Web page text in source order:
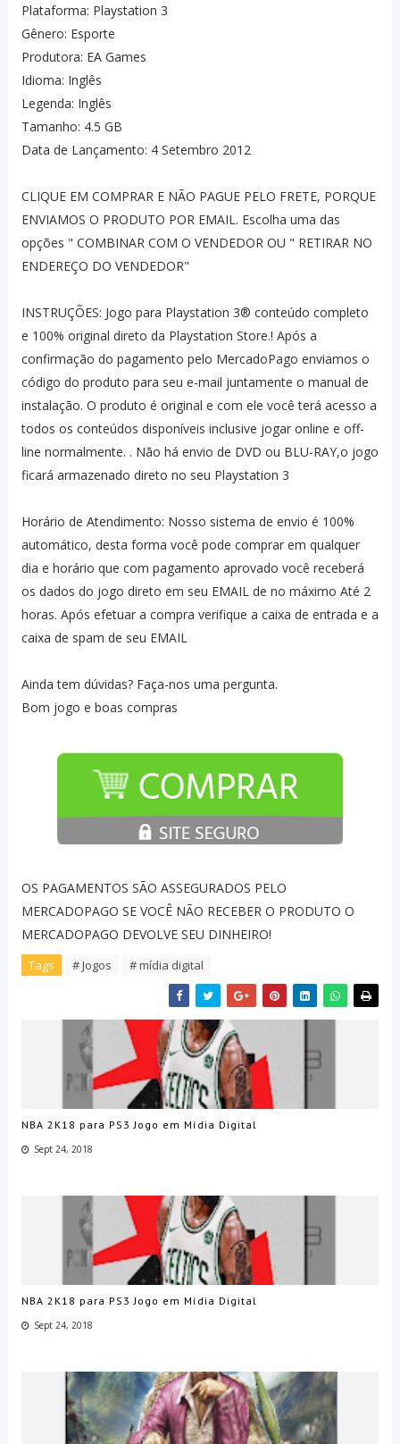
Plataforma: Playstation 3
Gênero: Esporte
Produtora: EA Games
Idioma: Inglês
Legenda: Inglês
Tamanho: 4.5 GB
Data de Lançamento: 4 Setembro 2012
CLIQUE EM COMPRAR E NÃO PAGUE PELO FRETE, PORQUE
ENVIAMOS O PRODUTO POR EMAIL. Escolha uma das
opções " COMBINAR COM O VENDEDOR OU " RETIRAR NO
ENDEREÇO DO VENDEDOR"
INSTRUÇÕES: Jogo para Playstation 3® conteúdo completo
e 100% original direto da Playstation Store.! Após a
confirmação do pagamento pelo MercadoPago enviamos o
código do produto para seu e-mail juntamente o manual de
instalação. O produto é original e com ele você terá acesso a
todos os conteúdos disponíveis inclusive jogar online e off-
line normalmente. . Não há envio de DVD ou BLU-RAY,o jogo
ficará armazenado direto no seu Playstation 3
Horário de Atendimento: Nosso sistema de envio é 100%
automático, desta forma você pode comprar em qualquer
dia e horário que com pagamento aprovado você receberá
os dados do jogo direto em seu EMAIL de no máximo Até 2
horas. Após efetuar a compra verifique a caixa de entrada e a
caixa de spam de seu EMAIL
Ainda tem dúvidas? Faça-nos uma pergunta.
Bom jogo e boas compras
OS PAGAMENTOS SÃO ASSEGURADOS PELO
MERCADOPAGO SE VOCÊ NÃO RECEBER O PRODUTO O
MERCADOPAGO DEVOLVE SEU DINHEIRO!
Tags # Jogos # mídia digital
NBA 2K18 para PS3 Jogo em Mídia Digital
Sept 24, 2018
NBA 2K18 para PS3 Jogo em Mídia Digital
Sept 24, 2018